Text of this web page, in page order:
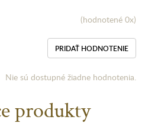
(hodnotené 0x)
PRIDAŤ HODNOTENIE
Nie sú dostupné žiadne hodnotenia.
produkty